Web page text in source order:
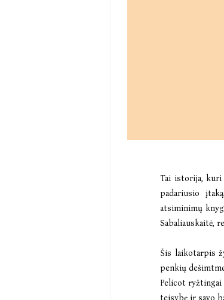
Tai istorija, kuri
padariusio
atsiminimų
Sabaliauskaitė,
Šis laikotarpis
penkių
Pelicot ryžtingai
teisybę ir savo